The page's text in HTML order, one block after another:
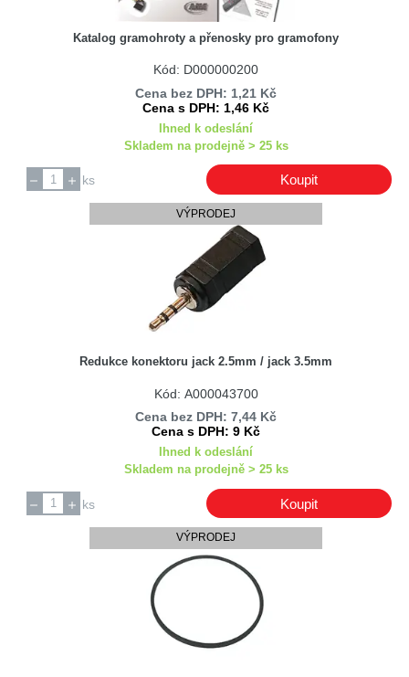
Katalog gramohroty a přenosky pro gramofony
Kód: D000000200
Cena bez DPH: 1,21 Kč
Cena s DPH: 1,46 Kč
Ihned k odeslání
Skladem na prodejně > 25 ks
ks Koupit
VÝPRODEJ
Redukce konektoru jack 2.5mm / jack 3.5mm
Kód: A000043700
Cena bez DPH: 7,44 Kč
Cena s DPH: 9 Kč
Ihned k odeslání
Skladem na prodejně > 25 ks
ks Koupit
VÝPRODEJ